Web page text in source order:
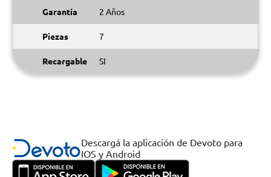
Garantía 2 Años
Piezas 7
Recargable SI
Descargá la aplicación de Devoto para
IOS y Android